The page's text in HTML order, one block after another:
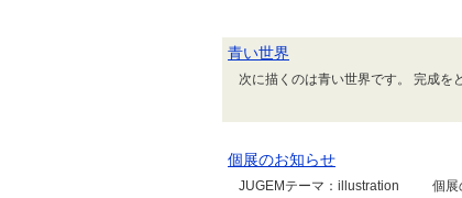
青い世界
次に描くのは青い世界です。 完成を
個展のお知らせ
JUGEMテーマ：illustration 個展